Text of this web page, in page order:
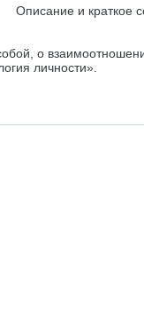
Описание и краткое
о
личности».